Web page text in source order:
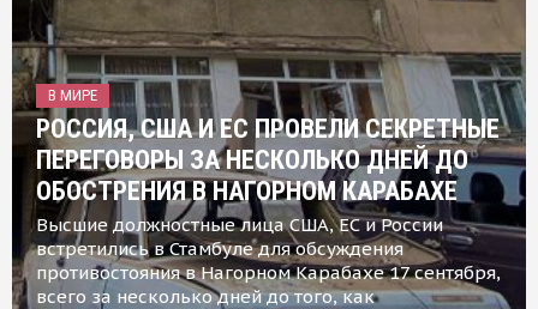
В МИРЕ
РОССИЯ, США И ЕС ПРОВЕЛИ СЕКРЕТНЫЕ
ПЕРЕГОВОРЫ ЗА НЕСКОЛЬКО ДНЕЙ ДО
ОБОСТРЕНИЯ В НАГОРНОМ КАРАБАХЕ
Высшие должностные лица США, ЕС и России
встретились в Стамбуле для обсуждения
противостояния в Нагорном Карабахе 17 сентября,
всего за несколько дней до того, как